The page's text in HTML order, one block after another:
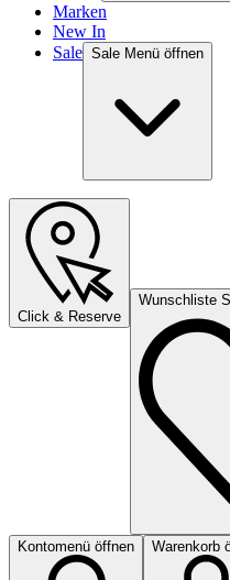
Marken
New In
Sale Sale Menü öffnen
Click & Reserve
Wunschliste
Kontomenü öffnen Warenkorb